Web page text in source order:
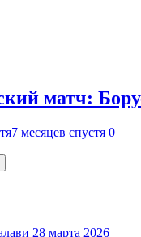
матч:
7 месяцев спустя 0
28 марта 2026